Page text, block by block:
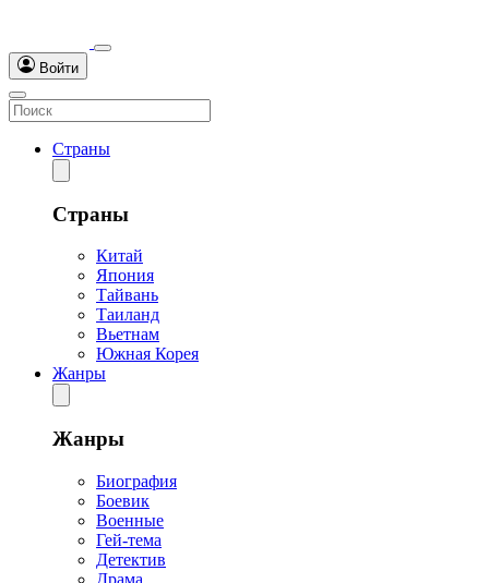
Войти
Страны
Страны
Китай
Япония
Тайвань
Таиланд
Вьетнам
Южная Корея
Жанры
Жанры
Биография
Боевик
Военные
Гей-тема
Детектив
Драма